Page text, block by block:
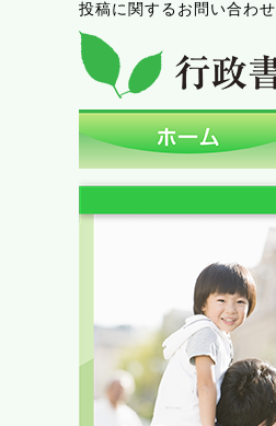
投稿に関するお問い合わせ